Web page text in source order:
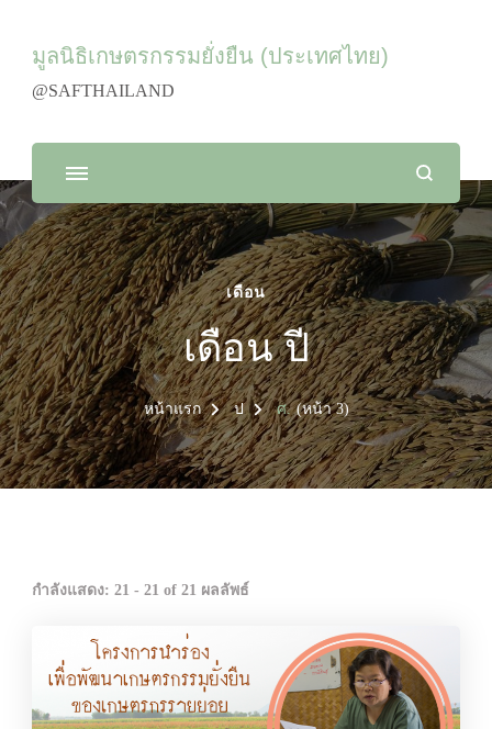
มูลนิธิเกษตรกรรมยั่งยืน (ประเทศไทย)
@SAFTHAILAND
เดือน
เดือน ปี
หน้าแรก ป ศ. (หน้า 3)
กำลังแสดง: 21 - 21 of 21 ผลลัพธ์